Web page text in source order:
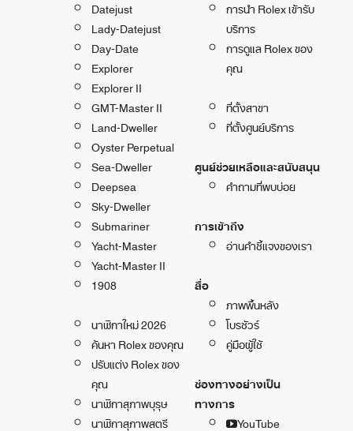
Datejust
Lady-Datejust
Day-Date
Explorer
Explorer II
GMT-Master II
Land-Dweller
Oyster Perpetual
Sea-Dweller
Deepsea
Sky-Dweller
Submariner
Yacht-Master
Yacht-Master II
1908
นาฬิกาใหม่ 2026
ค้นหา Rolex ของคุณ
ปรับแต่ง Rolex ของ
คุณ
นาฬิกาสุภาพบุรุษ
นาฬิกาสุภาพสตรี
การนำ Rolex เข้ารับ
บริการ
การดูแล Rolex ของ
คุณ
ที่ตั้งสาขา
ที่ตั้งศูนย์บริการ
ศูนย์ช่วยเหลือและสนับสนุน
คำถามที่พบบ่อย
การเข้าถึง
อ่านคำชี้แจงของเรา
สื่อ
ภาพพื้นหลัง
โบรชัวร์
คู่มือผู้ใช้
ช่องทางอย่างเป็น
ทางการ
YouTube